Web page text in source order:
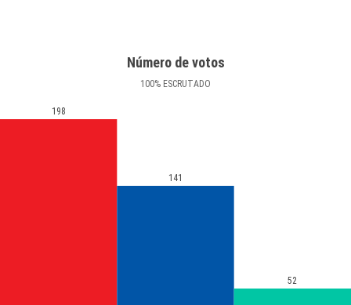
Número de votos
100% ESCRUTADO
198
141
52